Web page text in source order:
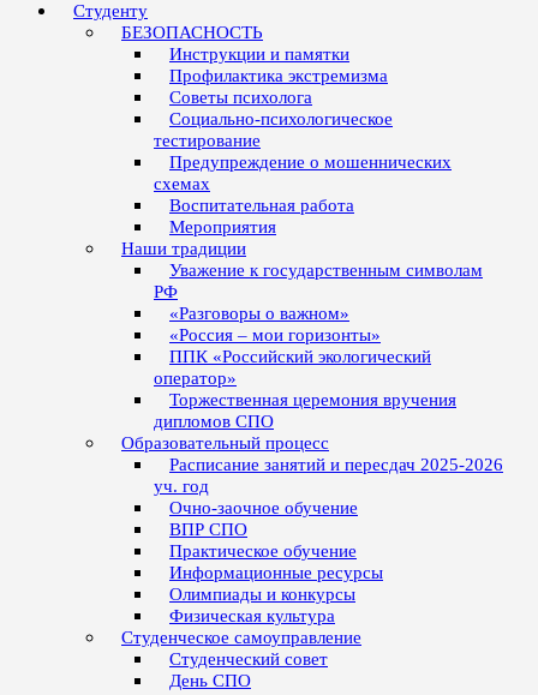
Студенту
БЕЗОПАСНОСТЬ
Инструкции и памятки
Профилактика экстремизма
Советы психолога
Социально-психологическое
тестирование
Предупреждение о мошеннических
схемах
Воспитательная работа
Мероприятия
Наши традиции
Уважение к государственным символам
РФ
«Разговоры о важном»
«Россия – мои горизонты»
ППК «Российский экологический
оператор»
Торжественная церемония вручения
дипломов СПО
Образовательный процесс
Расписание занятий и пересдач 2025-2026
уч. год
Очно-заочное обучение
ВПР СПО
Практическое обучение
Информационные ресурсы
Олимпиады и конкурсы
Физическая культура
Студенческое самоуправление
Студенческий совет
День СПО